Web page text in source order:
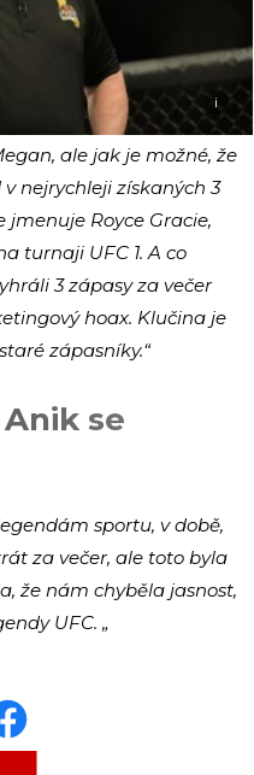
i
ale jak je možné, že
nejrychleji získaných 3
jmenuje Royce Gracie,
turnaji UFC 1. A co
3 zápasy za večer
hoax. Klučina je
zápasníky.“
se
sportu, v době,
za večer, ale toto byla
že nám chyběla jasnost,
UFC. „